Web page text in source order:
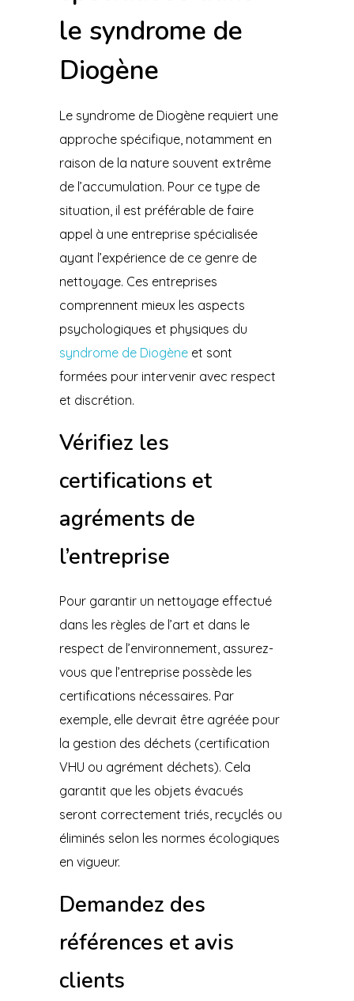
le syndrome de
Diogène
Le syndrome de Diogène requiert une
approche spécifique, notamment en
raison de la nature souvent extrême
de l’accumulation. Pour ce type de
situation, il est préférable de faire
appel à une entreprise spécialisée
ayant l’expérience de ce genre de
nettoyage. Ces entreprises
comprennent mieux les aspects
psychologiques et physiques du
syndrome de Diogèneet sont
formées pour intervenir avec respect
et discrétion.
Vérifiez les
certifications et
agréments de
l’entreprise
Pour garantir un nettoyage effectué
dans les règles de l’art et dans le
respect de l’environnement, assurez-
vous que l’entreprise possède les
certifications nécessaires. Par
exemple, elle devrait être agréée pour
la gestion des déchets (certification
VHU ou agrément déchets). Cela
garantit que les objets évacués
seront correctement triés, recyclés ou
éliminés selon les normes écologiques
en vigueur.
Demandez des
références et avis
clients